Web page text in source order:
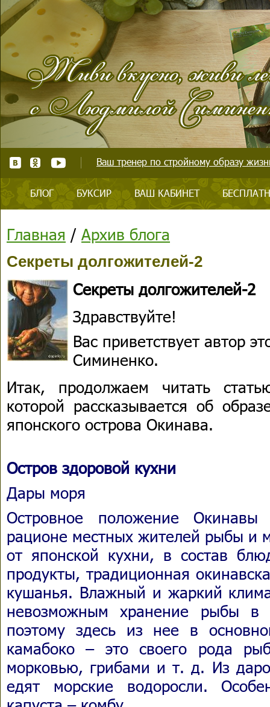
Ваш тренер по стройному образу
БЛОГ БУКСИР ВАШ КАБИНЕТ
Главная / Архив блога
Секреты долгожителей-2
Секреты долгожителей-2
Здравствуйте!
Вас приветствует автор
Симиненко.
Итак, продолжаем читать
которой рассказывается об
японского острова Окинава.
Остров здоровой кухни
Дары моря
Островное положение
рационе местных жителей рыбы и
от японской кухни, в состав
продукты, традиционная
кушанья. Влажный и жаркий
невозможным хранение рыбы в
поэтому здесь из нее в
камабоко – это своего рода
морковью, грибами и т. д. Из
едят морские водоросли.